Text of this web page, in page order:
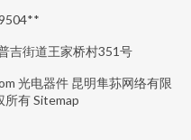
吉街道王家桥村351号
光电器件 昆明隼荪网络有限
所有Sitemap